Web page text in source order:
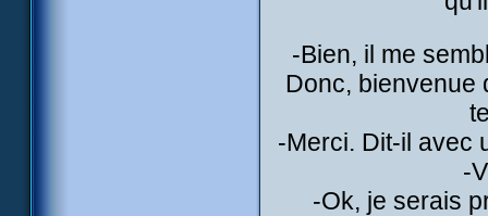
-Bien, il me
Donc, bienvenue
-Merci. Dit-il avec
-
-Ok, je serais